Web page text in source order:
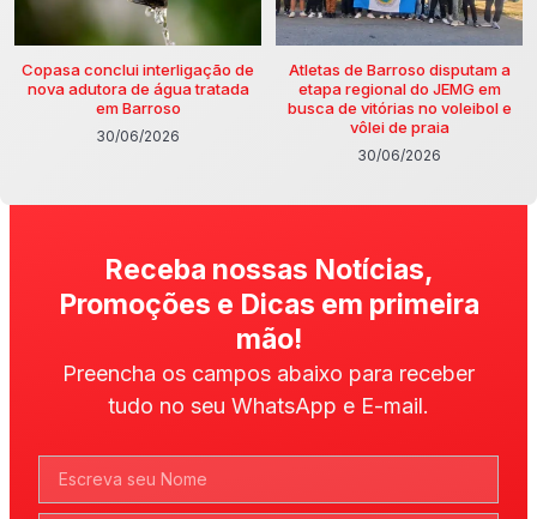
Copasa conclui interligação de
nova adutora de água tratada
em Barroso
30/06/2026
Atletas de Barroso disputam a
etapa regional do JEMG em
busca de vitórias no voleibol e
vôlei de praia
30/06/2026
Receba nossas Notícias,
Promoções e Dicas em primeira
mão!
Preencha os campos abaixo para receber
tudo no seu WhatsApp e E-mail.